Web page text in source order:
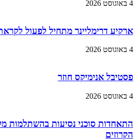
4 באוגוסט 2026
ארקיע דרימליינר מתחיל לפעול
4 באוגוסט 2026
פסטיבל אנימיקס חוזר
4 באוגוסט 2026
התאחדות סוכני נסיעות בהשתלמות
הקרוזים